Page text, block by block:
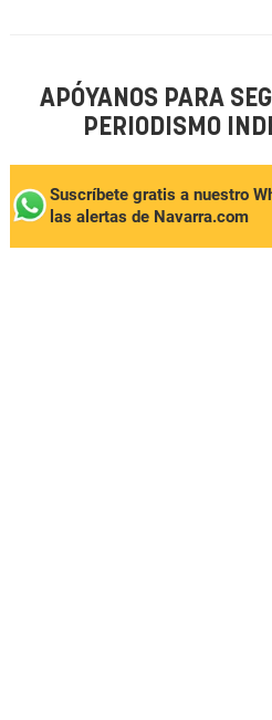
APÓYANOS PARA
PERIODISMO
Suscríbete gratis a nuestro
las alertas de Navarra.com